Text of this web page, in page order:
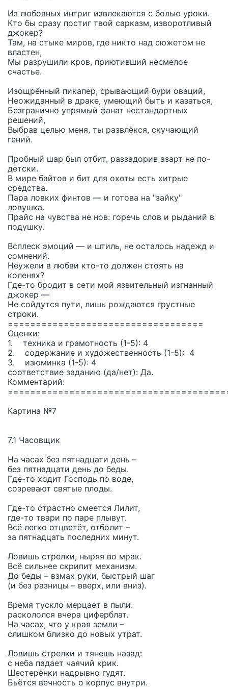
Из любовных интриг извлекаются с болью уроки.
Кто бы сразу постиг твой сарказм, изворотливый
джокер?
Там, на стыке миров, где никто над сюжетом не
властен,
Мы разрушили кров, приютивший несмелое
счастье.
Изощрённый пикапер, срывающий бури оваций,
Неожиданный в драке, умеющий быть и казаться,
Безгранично упрямый фанат нестандартных
решений,
Выбрав целью меня, ты развлёкся, скучающий
гений.
Пробный шар был отбит, раззадорив азарт не по-
детски.
В мире байтов и бит для охоты есть хитрые
средства.
Пара ловких финтов — и готова на "зайку"
ловушка.
Прайс на чувства не нов: горечь слов и рыданий в
подушку.
Всплеск эмоций — и штиль, не осталось надежд и
сомнений.
Неужели в любви кто-то должен стоять на
коленях?
Где-то бродит в сети мой язвительный изгнанный
джокер —
Не сойдутся пути, лишь рождаются грустные
строки.
===================================
Оценки:
1. техника и грамотность (1-5): 4
2. содержание и художественность (1-5): 4
3. изюминка (1-5): 4
соответствие заданию (да/нет): Да.
Комментарий:
Картина №7
7.1 Часовщик
На часах без пятнадцати день –
без пятнадцати день до беды.
Где-то ходит Господь по воде,
созревают святые плоды.
Где-то страстно смеется Лилит,
где-то твари по паре плывут.
Всё легко отцветёт, отболит –
за пятнадцать последних минут.
Ловишь стрелки, ныряя во мрак.
Всё сильнее скрипит механизм.
До беды – взмах руки, быстрый шаг
(и без разницы – вверх, или вниз).
Время тускло мерцает в пыли:
раскололся вчера циферблат.
На часах, что у края земли –
слишком близко до новых утрат.
Ловишь стрелки и тянешь назад:
с неба падает чаячий крик.
Шестерёнки надрывно гудят.
Бьётся вечность о корпус внутри.